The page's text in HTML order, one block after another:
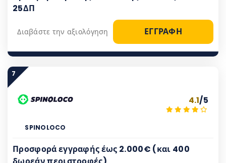
25ΔΠ
ΕΓΓΡΑΦΗ
Διαβάστε την αξιολόγηση
7
SPINOLOCO
4.1/5
Προσφορά εγγραφής έως 2.000€ (και 400